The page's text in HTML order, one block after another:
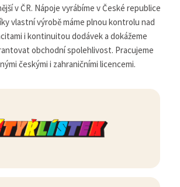
v ČR. Nápoje vyrábíme v České republice
vlastní výrobě máme plnou kontrolu nad
i kontinuitou dodávek a dokážeme
obchodní spolehlivost. Pracujeme
českými i zahraničními licencemi.